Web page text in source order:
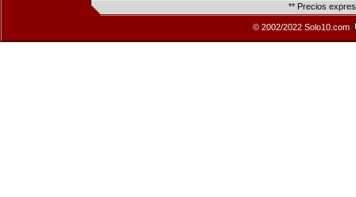
** Precios
© 2002/2022 Solo10.com